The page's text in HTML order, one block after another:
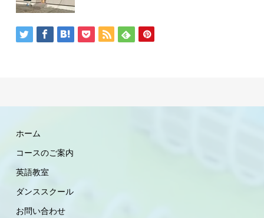
ホーム
コースのご案内
英語教室
ダンススクール
お問い合わせ